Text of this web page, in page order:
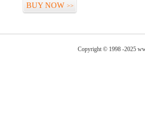
BUY NOW >>
Copyright © 1998 -2025